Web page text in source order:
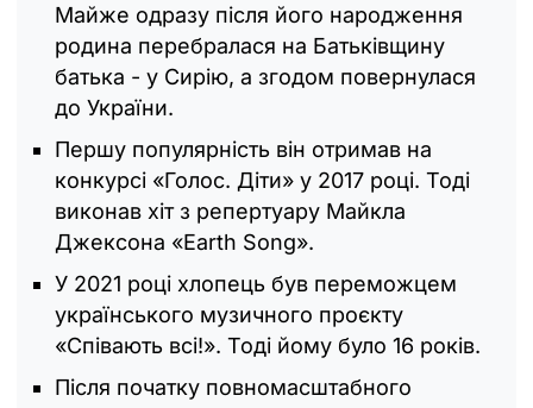
Майже одразу після його народження
родина перебралася на Батьківщину
батька - у Сирію, а згодом повернулася
до України.
Першу популярність він отримав на
конкурсі «Голос. Діти» у 2017 році. Тоді
виконав хіт з репертуару Майкла
Джексона «Earth Song».
У 2021 році хлопець був переможцем
українського музичного проєкту
«Співають всі!». Тоді йому було 16 років.
Після початку повномасштабного